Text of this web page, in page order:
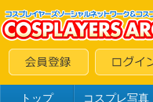
トップ コスプレ写真